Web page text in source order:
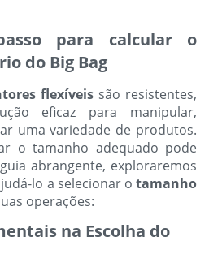
para calcular o
do Big Bag
flexíveis são resistentes,
eficaz para manipular,
uma variedade de produtos.
o tamanho adequado pode
abrangente, exploraremos
lo a selecionar o tamanho
operações:
na Escolha do